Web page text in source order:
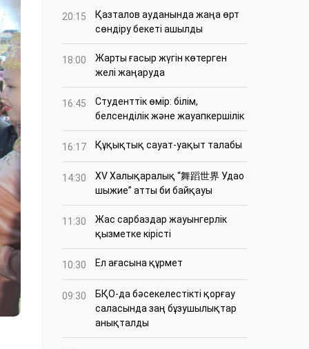
20:15
Қазталов ауданында жаңа өрт
сөндіру бекеті ашылды
18:00
Жарты ғасыр жүгін көтерген
желі жаңаруда
16:45
Студенттік өмір: білім,
белсенділік және жауапкершілік
16:17 Құқықтық сауат-уақыт талабы
14:30
XV Халықаралық “舞蹈世界 Удао
шыжие” атты би байқауы
11:30
Жас сарбаздар жауынгерлік
қызметке кірісті
10:30 Ел ағасына құрмет
09:30
БҚО-да бәсекелестікті қорғау
саласында заң бұзушылықтар
анықталды